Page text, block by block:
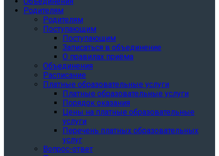
Родителям
Родителям
Поступающим
Поступающим
Записаться в объединение
О правилах приёма
Объединения
Расписание
Платные образовательные услуги
Платные образовательные услуги
Порядок оказания
Цены на платные образовательные
услуги
Перечень платных образовательных
услуг
Вопрос-ответ